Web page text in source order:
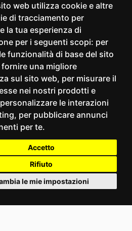
web utilizza cookie e altre
di tracciamento per
la tua esperienza di
per i seguenti scopi: per
funzionalità di base del sito
fornire una migliore
sul sito web, per misurare il
nei nostri prodotti e
le interazioni
, per pubblicare annunci
per te.
Accetto
Rifiuto
le mie impostazioni